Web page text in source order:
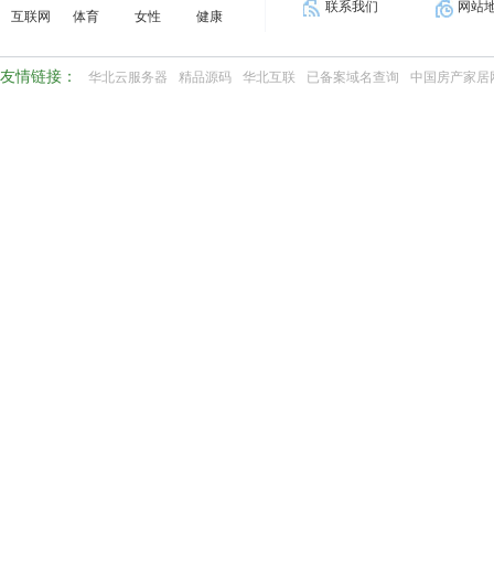
互联网 体育 女性 健康
联系我们 网站
友情链接： 华北云服务器 精品源码 华北互联 已备案域名查询 中国房产家居